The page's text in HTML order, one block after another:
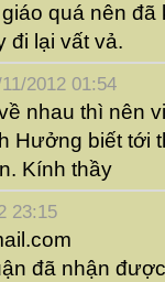
quá nên đã
đi lại vất vả.
2012 01:54
nhau thì nên
Hưởng biết tới
Kính thầy
23:15
đã nhận